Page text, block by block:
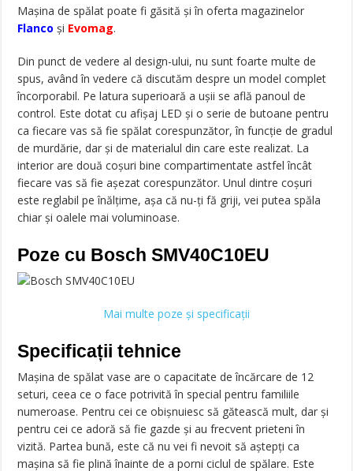
Mașina de spălat poate fi găsită și în oferta magazinelor
Flanco și Evomag.
Din punct de vedere al design-ului, nu sunt foarte multe de
spus, având în vedere că discutăm despre un model complet
încorporabil. Pe latura superioară a ușii se află panoul de
control. Este dotat cu afișaj LED și o serie de butoane pentru
ca fiecare vas să fie spălat corespunzător, în funcție de gradul
de murdărie, dar și de materialul din care este realizat. La
interior are două coșuri bine compartimentate astfel încât
fiecare vas să fie așezat corespunzător. Unul dintre coșuri
este reglabil pe înălțime, așa că nu-ți fă griji, vei putea spăla
chiar și oalele mai voluminoase.
Poze cu Bosch SMV40C10EU
Mai multe poze și specificații
Specificații tehnice
Mașina de spălat vase are o capacitate de încărcare de 12
seturi, ceea ce o face potrivită în special pentru familiile
numeroase. Pentru cei ce obișnuiesc să gătească mult, dar și
pentru cei ce adoră să fie gazde și au frecvent prieteni în
vizită. Partea bună, este că nu vei fi nevoit să aștepți ca
mașina să fie plină înainte de a porni ciclul de spălare. Este